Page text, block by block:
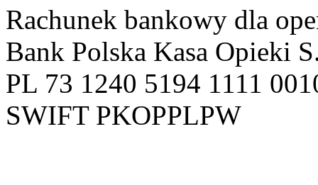
Rachunek bankowy dla
Bank Polska Kasa Opieki
PL 73 1240 5194 1111
SWIFT PKOPPLPW